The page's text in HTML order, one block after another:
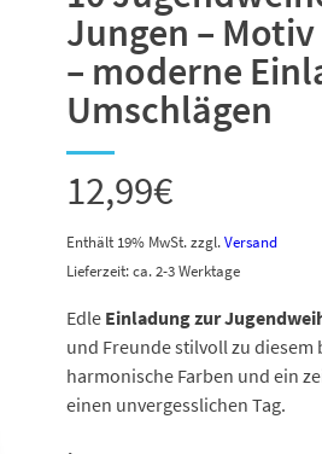
Jungen –
– moderne
Umschlägen
12,99€
Enthält 19% MwSt.zzgl.Versand
Lieferzeit: ca. 2-3 Werktage
Edle Einladung zur
und Freunde stilvoll zu
harmonische Farben und ein
einen unvergesslichen Tag.